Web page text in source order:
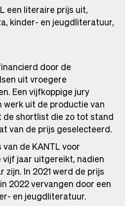
een literaire prijs uit,
kinder- en jeugdliteratuur,
door de
uit vroegere
Een vijfkoppige jury
werk uit de productie van
de shortlist die zo tot stand
van de prijs geselecteerd.
de KANTL voor
jaar uitgereikt, nadien
zijn. In 2021 werd de prijs
2022 vervangen door een
en jeugdliteratuur.